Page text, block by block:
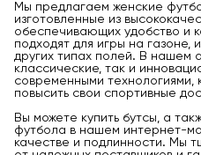
Мы предлагаем женские
изготовленные из
обеспечивающих удобство и
подходят для игры на газоне,
других типах полей. В нашем
классические, так и
современными технологиями,
повысить свои спортивные
Вы можете купить бутсы, а
футбола в нашем интернет-
качестве и подлинности. Мы